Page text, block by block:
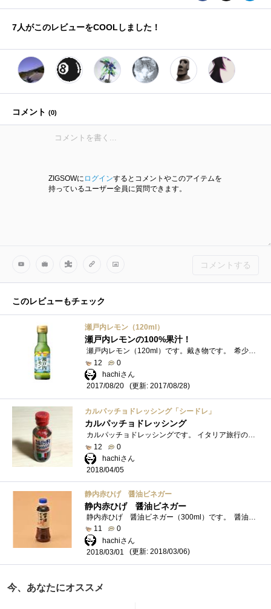
7人がこのレビューをCOOLしました！
コメント (0)
ZIGSOWに ログインするとコメントやこのアイテムを
持っているユーザー全員に質問できます。
コメントする
このレビューもチェック
瀬戸内レモン（120ml）
瀬戸内レモンの100%果汁！
瀬戸内レモン（120ml）です。戴き物です。 希少価値のある瀬戸内産レモンを使用した100％ストレート果汁です。 安心安全なイメージの高い�...
12
0
hachiさん
2017/08/20
(更新: 2017/08/28)
カルパッチョドレッシング「シードレ」
カルパッチョドレッシング
カルパッチョドレッシングです。 イタリア旅行のお土産に戴きました。 でも、全部、日本語ですよね。 これ、完全に日本の物産会社の扱�...
12
0
hachiさん
2018/04/05
静内赤ひげ 醤油ビネガー
静内赤ひげ 醤油ビネガー
11
0
hachiさん
2018/03/01
(更新: 2018/03/06)
今、あなたにオススメ